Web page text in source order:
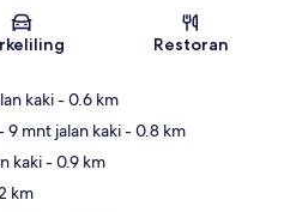
Peta
Restoran
kaki- 0.6 km
9 mnt jalan kaki- 0.8 km
kaki- 0.9 km
km